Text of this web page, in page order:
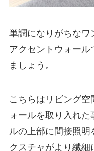
単調になりがちなワ
アクセントウォール
ましょう。
こちらはリビング
ォールを取り入れ
ルの上部に間接照
クスチャがより繊